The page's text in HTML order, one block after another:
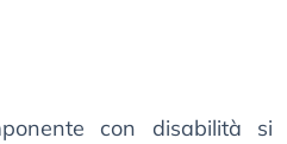
con disabilità si